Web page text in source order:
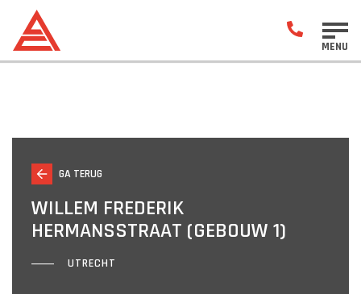
MENU
GA TERUG
WILLEM FREDERIK
HERMANSSTRAAT (GEBOUW 1)
UTRECHT